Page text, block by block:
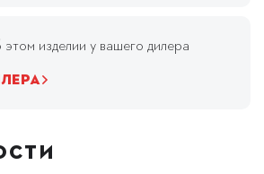
изделии у вашего дилера